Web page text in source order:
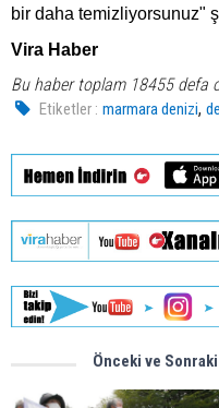
bir daha temizliyorsunuz"
Vira Haber
Bu haber toplam 18455 defa
Etiketler : marmara denizi,
Önceki ve